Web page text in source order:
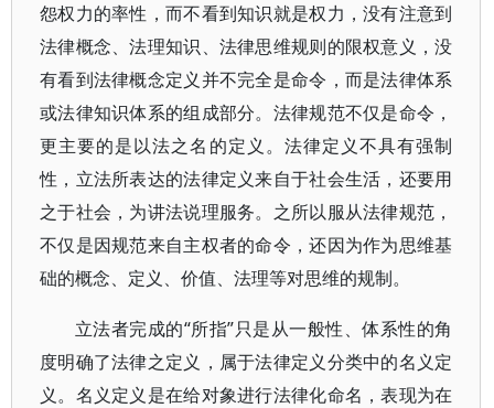
怨权力的率性，而不看到知识就是权力，没有注意到
法律概念、法理知识、法律思维规则的限权意义，没
有看到法律概念定义并不完全是命令，而是法律体系
或法律知识体系的组成部分。法律规范不仅是命令，
更主要的是以法之名的定义。法律定义不具有强制
性，立法所表达的法律定义来自于社会生活，还要用
之于社会，为讲法说理服务。之所以服从法律规范，
不仅是因规范来自主权者的命令，还因为作为思维基
础的概念、定义、价值、法理等对思维的规制。
立法者完成的“所指”只是从一般性、体系性的角
度明确了法律之定义，属于法律定义分类中的名义定
义。名义定义是在给对象进行法律化命名，表现为在